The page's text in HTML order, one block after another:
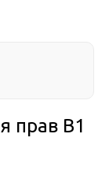
прав B1